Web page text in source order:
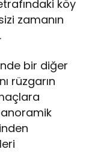
köy
zamanın
bir diğer
rüzgarın